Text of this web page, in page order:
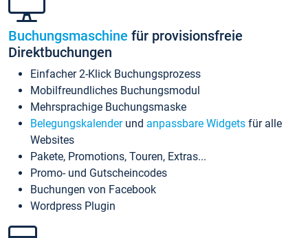
Buchungsmaschine für provisionsfreie
Direktbuchungen
Einfacher 2-Klick Buchungsprozess
Mobilfreundliches Buchungsmodul
Mehrsprachige Buchungsmaske
Belegungskalenderund anpassbare Widgets für alle
Websites
Pakete, Promotions, Touren, Extras...
Promo- und Gutscheincodes
Buchungen von Facebook
Wordpress Plugin